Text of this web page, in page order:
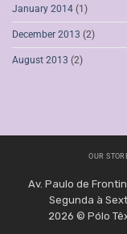
January 2014 (1)
December 2013 (2)
August 2013 (2)
OUR
Av. Paulo de
Segunda à
2026 © Pólo